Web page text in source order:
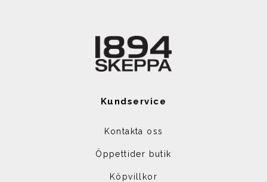
Kundservice
Kontakta oss
Öppettider butik
Köpvillkor